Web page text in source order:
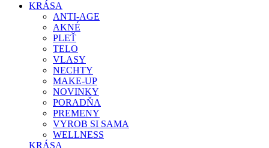
KRÁSA
ANTI-AGE
AKNÉ
PLEŤ
TELO
VLASY
NECHTY
MAKE-UP
NOVINKY
PORADŇA
PREMENY
VYROB SI SAMA
WELLNESS
KRÁSA